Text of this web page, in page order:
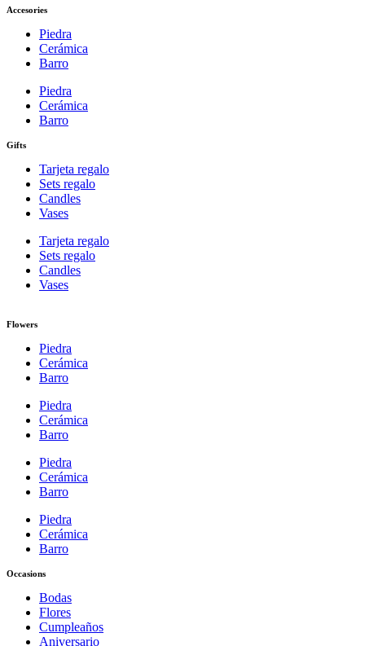
Accesories
Piedra
Cerámica
Barro
Piedra
Cerámica
Barro
Gifts
Tarjeta regalo
Sets regalo
Candles
Vases
Tarjeta regalo
Sets regalo
Candles
Vases
Flowers
Piedra
Cerámica
Barro
Piedra
Cerámica
Barro
Piedra
Cerámica
Barro
Piedra
Cerámica
Barro
Occasions
Bodas
Flores
Cumpleaños
Aniversario